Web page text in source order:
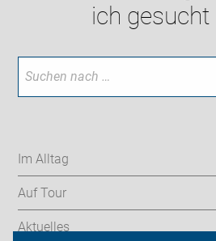
ich gesucht
Im Alltag
Auf Tour
Aktuelles